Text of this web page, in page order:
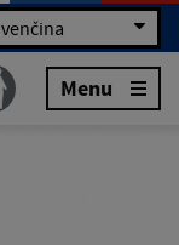
Menu